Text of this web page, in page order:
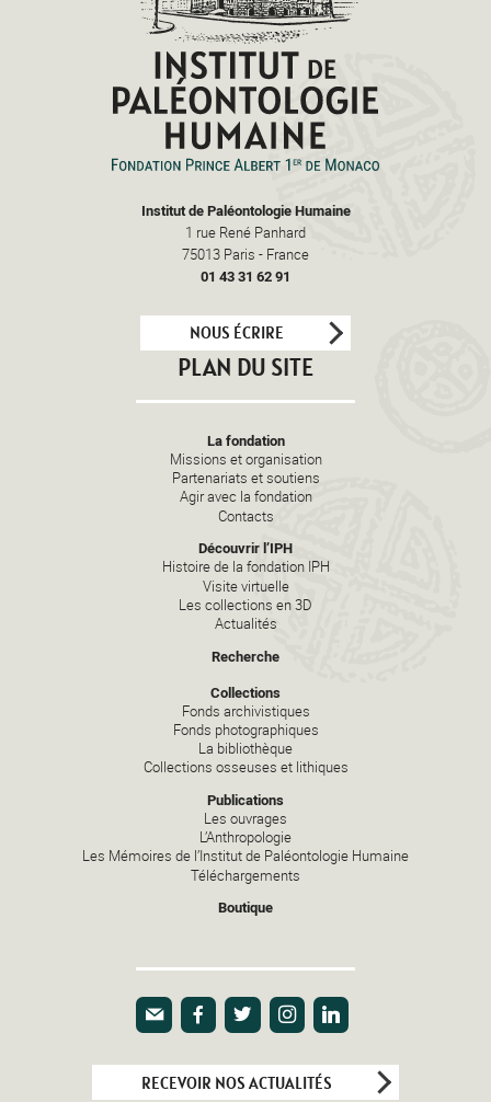
Institut de Paléontologie Humaine
1 rue René Panhard
75013 Paris - France
01 43 31 62 91
NOUS ÉCRIRE
PLAN DU SITE
La fondation
Missions et organisation
Partenariats et soutiens
Agir avec la fondation
Contacts
Découvrir l’IPH
Histoire de la fondation IPH
Visite virtuelle
Les collections en 3D
Actualités
Recherche
Collections
Fonds archivistiques
Fonds photographiques
La bibliothèque
Collections osseuses et lithiques
Publications
Les ouvrages
L’Anthropologie
Les Mémoires de l’Institut de Paléontologie Humaine
Téléchargements
Boutique
RECEVOIR NOS ACTUALITÉS